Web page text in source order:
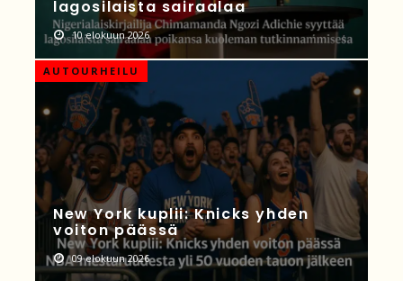
lagosilaista sairaalaa
10 elokuun 2026
AUTOURHEILU
New York kuplii: Knicks yhden
voiton päässä
09 elokuun 2026